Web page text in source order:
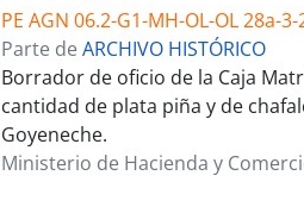
PE AGN 06.2-G1-MH-OL-OL 28a-3-
Parte de ARCHIVO HISTÓRICO
Borrador de oficio de la Caja
cantidad de plata piña y de
Goyeneche.
Ministerio de Hacienda y